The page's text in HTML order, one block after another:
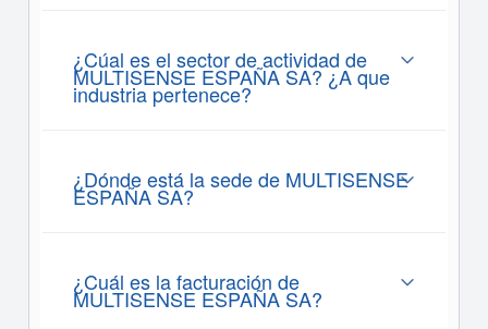
¿Cúal es el sector de actividad de
MULTISENSE ESPAÑA SA? ¿A que
industria pertenece?
¿Dónde está la sede de MULTISENSE
ESPAÑA SA?
¿Cuál es la facturación de
MULTISENSE ESPAÑA SA?